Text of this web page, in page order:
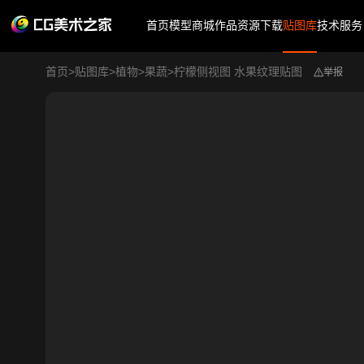
首页模型商城作品资源下载贴图库技术服务
首页>贴图库>植物>果蔬>柠檬侧视图 水果纹理贴图 举报